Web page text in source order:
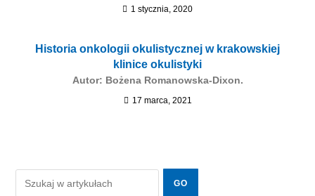
1 stycznia, 2020
Historia onkologii okulistycznej w krakowskiej
klinice okulistyki
Autor: Bożena Romanowska-Dixon.
17 marca, 2021